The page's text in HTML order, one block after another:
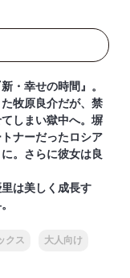
・幸せの時間』。
牧原良介だが、禁
しまい獄中へ。塀
ナーだったロシア
。さらに彼女は良
は美しく成長す
クス 大人向け